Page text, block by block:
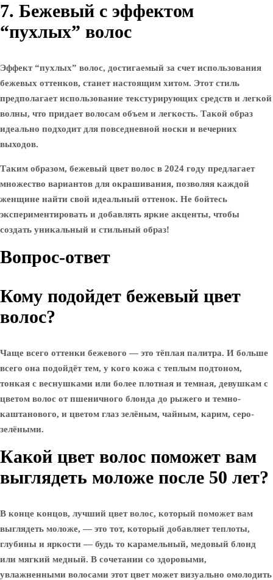
7. Бежевый с эффектом
“пухлых” волос
Эффект “пухлых” волос, достигаемый за счет использования
бежевых оттенков, станет настоящим хитом. Этот стиль
предполагает использование текстурирующих средств и легкой
волны, что придает волосам объем и легкость. Такой образ
идеально подходит для повседневной носки и вечерних
выходов.
Таким образом, бежевый цвет волос в 2024 году предлагает
множество вариантов для окрашивания, позволяя каждой
женщине найти свой идеальный оттенок. Не бойтесь
экспериментировать и добавлять яркие акценты, чтобы
создать уникальный и стильный образ!
Вопрос-ответ
Кому подойдет бежевый цвет
волос?
Чаще всего оттенки бежевого — это тёплая палитра. И больше
всего она подойдёт тем, у кого кожа с теплым подтоном,
тонкая с веснушками или более плотная и темная, девушкам с
цветом волос от пшеничного блонда до рыжего и темно-
каштанового, и цветом глаз зелёным, чайным, карим, серо-
зелёными.
Какой цвет волос поможет вам
выглядеть моложе после 50 лет?
В конце концов, лучший цвет волос, который поможет вам
выглядеть моложе, — это тот, который добавляет теплоты,
глубины и яркости — будь то карамельный, медовый блонд
или мягкий медный. В сочетании со здоровыми,
увлажненными волосами этот цвет может визуально омолодить